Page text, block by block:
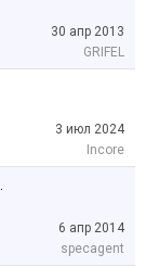
30 апр 2013
GRIFEL
3 июл 2024
Incore
6 апр 2014
specagent